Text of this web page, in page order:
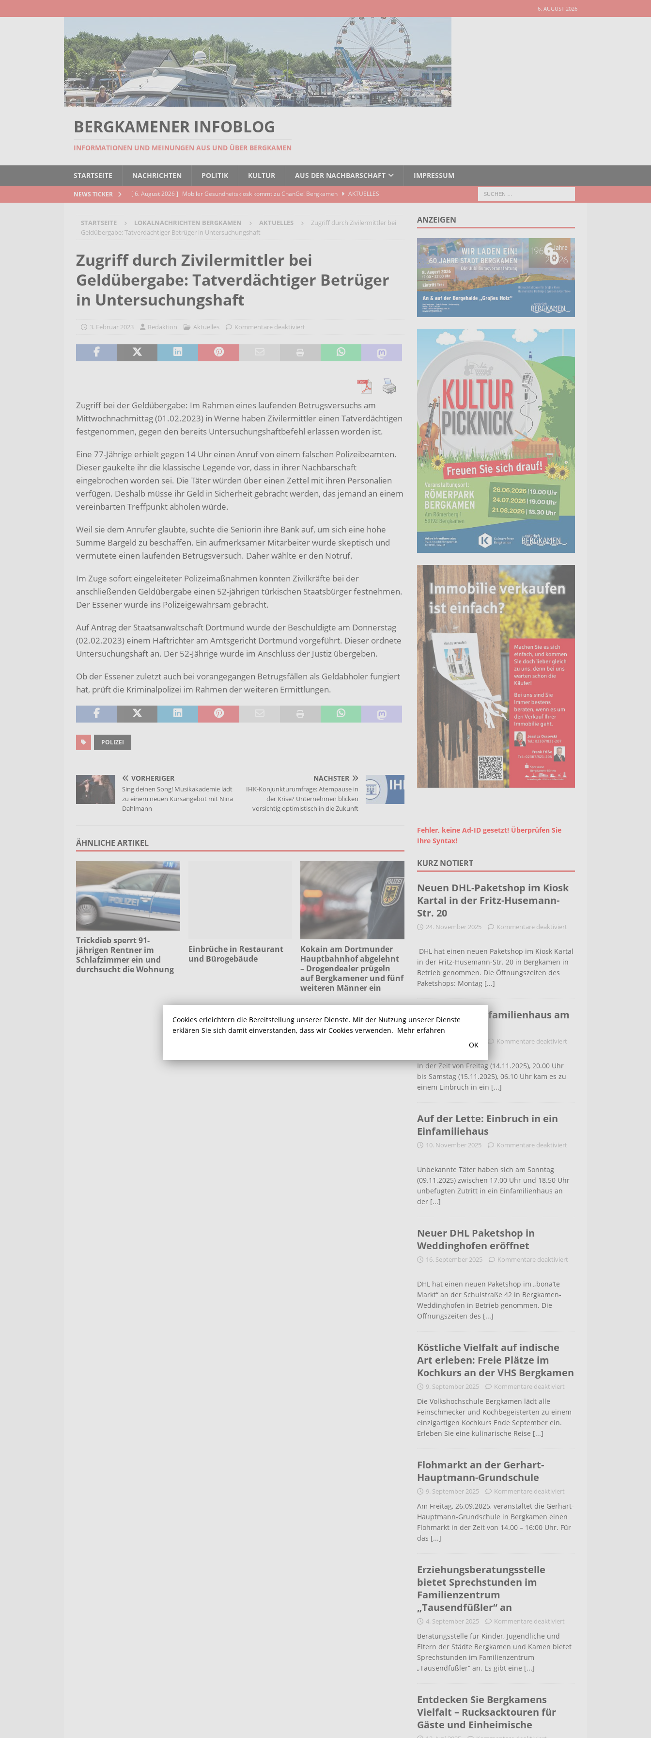
6. AUGUST 2026
BERGKAMENER INFOBLOG
INFORMATIONEN UND MEINUNGEN AUS UND ÜBER BERGKAMEN
STARTSEITE NACHRICHTEN POLITIK KULTUR AUS DER NACHBARSCHAFT IMPRESSUM
NEWS TICKER [ 6. August 2026 ] Mobiler Gesundheitskiosk kommt zu ChanGe! Bergkamen
AKTUELLES
[ 6. August 2026 ] Wenn Worte Funken schlagen: Jochen Malmsheimer eröffnet die Kabarettsaison
[ 6. August 2026 ]
Bürgerreise 2026 nach Gennevilliers – Städtepartnerschaft hautnah erleben
AKTUELLES
[ 6. August 2026 ]
Pflege- und Wohnberatung im Gemeindebüro an der Christuskirche in Rünthe
STARTSEITE LOKALNACHRICHTEN BERGKAMEN AKTUELLES
Zugriff durch Zivilermittler bei
Geldübergabe: Tatverdächtiger Betrüger in Untersuchungshaft
Zugriff durch Zivilermittler bei
Geldübergabe: Tatverdächtiger Betrüger
in Untersuchungshaft
3. Februar 2023 Redaktion Aktuelles Kommentare deaktiviert
Zugriff bei der Geldübergabe: Im Rahmen eines laufenden Betrugsversuchs am
Mittwochnachmittag (01.02.2023) in Werne haben Zivilermittler einen Tatverdächtigen
festgenommen, gegen den bereits Untersuchungshaftbefehl erlassen worden ist.
Eine 77-Jährige erhielt gegen 14 Uhr einen Anruf von einem falschen Polizeibeamten.
Dieser gaukelte ihr die klassische Legende vor, dass in ihrer Nachbarschaft
eingebrochen worden sei. Die Täter würden über einen Zettel mit ihren Personalien
verfügen. Deshalb müsse ihr Geld in Sicherheit gebracht werden, das jemand an einem
vereinbarten Treffpunkt abholen würde.
Weil sie dem Anrufer glaubte, suchte die Seniorin ihre Bank auf, um sich eine hohe
Summe Bargeld zu beschaffen. Ein aufmerksamer Mitarbeiter wurde skeptisch und
vermutete einen laufenden Betrugsversuch. Daher wählte er den Notruf.
Im Zuge sofort eingeleiteter Polizeimaßnahmen konnten Zivilkräfte bei der
anschließenden Geldübergabe einen 52-jährigen türkischen Staatsbürger festnehmen.
Der Essener wurde ins Polizeigewahrsam gebracht.
Auf Antrag der Staatsanwaltschaft Dortmund wurde der Beschuldigte am Donnerstag
(02.02.2023) einem Haftrichter am Amtsgericht Dortmund vorgeführt. Dieser ordnete
Untersuchungshaft an. Der 52-Jährige wurde im Anschluss der Justiz übergeben.
Ob der Essener zuletzt auch bei vorangegangen Betrugsfällen als Geldabholer fungiert
hat, prüft die Kriminalpolizei im Rahmen der weiteren Ermittlungen.
POLIZEI
VORHERIGER
Sing deinen Song! Musikakademie lädt
zu einem neuen Kursangebot mit Nina
Dahlmann
NÄCHSTER
IHK-Konjunkturumfrage: Atempause in
der Krise? Unternehmen blicken
vorsichtig optimistisch in die Zukunft
ÄHNLICHE ARTIKEL
Trickdieb sperrt 91-
jährigen Rentner im
Schlafzimmer ein und
durchsucht die Wohnung
Einbrüche in Restaurant
und Bürogebäude
Kokain am Dortmunder
Hauptbahnhof abgelehnt
– Drogendealer prügeln
auf Bergkamener und fünf
weiteren Männer ein
ANZEIGEN
Fehler, keine Ad-ID gesetzt! Überprüfen Sie
Ihre Syntax!
KURZ NOTIERT
Neuen DHL-Paketshop im Kiosk
Kartal in der Fritz-Husemann-
Str. 20
24. November 2025 Kommentare deaktiviert
DHL hat einen neuen Paketshop im Kiosk Kartal
in der Fritz-Husemann-Str. 20 in Bergkamen in
Betrieb genommen. Die Öffnungszeiten des
Paketshops: Montag [...]
Einbruch in Einfamilienhaus am
Haldenweg
16. November 2025 Kommentare deaktiviert
In der Zeit von Freitag (14.11.2025), 20.00 Uhr
bis Samstag (15.11.2025), 06.10 Uhr kam es zu
einem Einbruch in ein [...]
Auf der Lette: Einbruch in ein
Einfamiliehaus
10. November 2025 Kommentare deaktiviert
Unbekannte Täter haben sich am Sonntag
(09.11.2025) zwischen 17.00 Uhr und 18.50 Uhr
unbefugten Zutritt in ein Einfamilienhaus an
der [...]
Neuer DHL Paketshop in
Weddinghofen eröffnet
16. September 2025 Kommentare deaktiviert
DHL hat einen neuen Paketshop im „bona’te
Markt“ an der Schulstraße 42 in Bergkamen-
Weddinghofen in Betrieb genommen. Die
Öffnungszeiten des [...]
Köstliche Vielfalt auf indische
Art erleben: Freie Plätze im
Kochkurs an der VHS Bergkamen
9. September 2025 Kommentare deaktiviert
Die Volkshochschule Bergkamen lädt alle
Feinschmecker und Kochbegeisterten zu einem
einzigartigen Kochkurs Ende September ein.
Erleben Sie eine kulinarische Reise [...]
Flohmarkt an der Gerhart-
Hauptmann-Grundschule
9. September 2025 Kommentare deaktiviert
Am Freitag, 26.09.2025, veranstaltet die Gerhart-
Hauptmann-Grundschule in Bergkamen einen
Flohmarkt in der Zeit von 14.00 – 16:00 Uhr. Für
das [...]
Erziehungsberatungsstelle
bietet Sprechstunden im
Familienzentrum
„Tausendfüßler“ an
4. September 2025 Kommentare deaktiviert
Beratungsstelle für Kinder, Jugendliche und
Eltern der Städte Bergkamen und Kamen bietet
Sprechstunden im Familienzentrum
„Tausendfüßler“ an. Es gibt eine [...]
Entdecken Sie Bergkamens
Vielfalt – Rucksacktouren für
Gäste und Einheimische
Cookies erleichtern die Bereitstellung unserer Dienste. Mit der Nutzung unserer Dienste
erklären Sie sich damit einverstanden, dass wir Cookies verwenden. Mehr erfahren
OK